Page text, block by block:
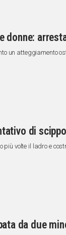
donne:
un atteggiamento
di
volte il ladro e
da due